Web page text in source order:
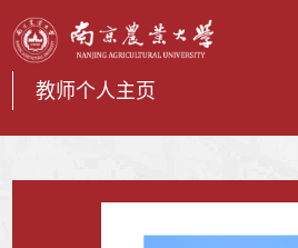
教师个人主页